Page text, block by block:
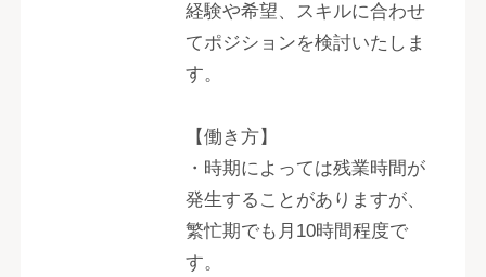
経験や希望、スキルに合わせ
てポジションを検討いたしま
す。
【働き方】
・時期によっては残業時間が
発生することがありますが、
繁忙期でも月10時間程度で
す。